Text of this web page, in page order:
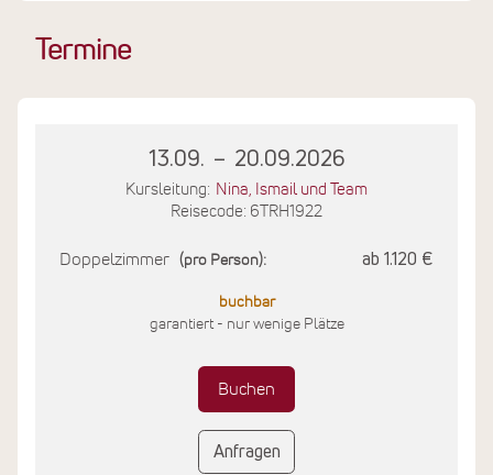
Termine
13.09. – 20.09.2026
Kursleitung: Nina, Ismail und Team
Reisecode: 6TRH1922
Doppelzimmer (pro Person): ab 1.120 €
buchbar
garantiert - nur wenige Plätze
Buchen
Anfragen